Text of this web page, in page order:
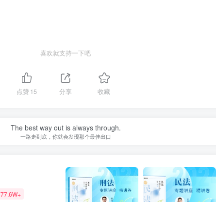
喜欢就支持一下吧
点赞15 分享 收藏
The best way out is always through.
一路走到底，你就会发现那个最佳出口
77.6W+